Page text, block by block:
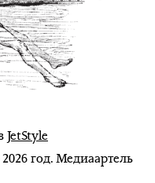
JetStyle
год. Медиаартель